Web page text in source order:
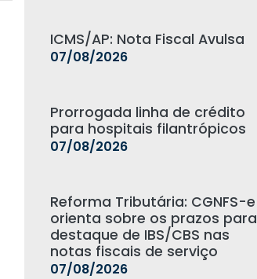
ICMS/AP: Nota Fiscal Avulsa
07/08/2026
Prorrogada linha de crédito
para hospitais filantrópicos
07/08/2026
Reforma Tributária: CGNFS-e
orienta sobre os prazos para
destaque de IBS/CBS nas
notas fiscais de serviço
07/08/2026